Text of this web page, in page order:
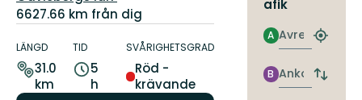
6627.66 km från dig
om
leden
LÄNGD
31.0
km
TID
5
h
SVÅRIGHETSGRAD
Röd -
krävande
afik
Avresa
A
Hitta
Ankomst
B
Byt